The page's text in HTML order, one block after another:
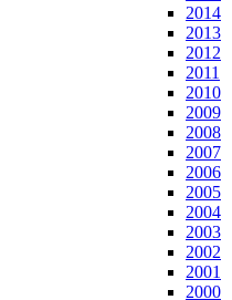
2014
2013
2012
2011
2010
2009
2008
2007
2006
2005
2004
2003
2002
2001
2000